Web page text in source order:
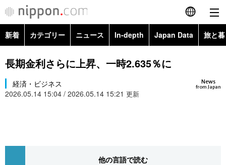
English
简体字
カテゴリー
新着 カテゴリー ニュース In-depth Japan Data 旅と
政治・外交
経済・ビジネス Images
長期金利さらに上昇、一時2.635％に
News
from Japan
経済・ビジネス
2026.05.14 15:04 / 2026.05.14 15:21 更新
他の言語で読む